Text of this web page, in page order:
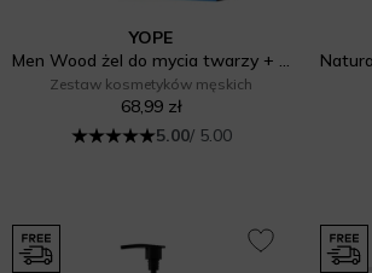
YOPE
Men Wood żel do mycia twarzy + Szampon do włosów
Zestaw kosmetyków męskich
68,99 zł
5.00/ 5.00